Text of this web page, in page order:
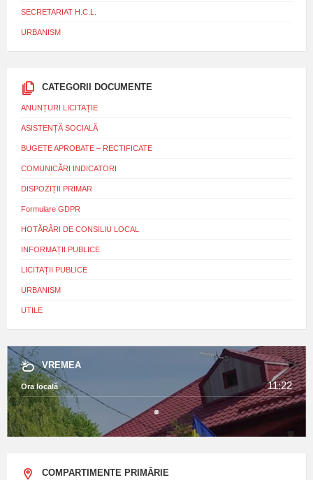
SECRETARIAT H.C.L.
URBANISM
CATEGORII DOCUMENTE
ANUNȚURI LICITAȚIE
ASISTENȚĂ SOCIALĂ
BUGETE APROBATE – RECTIFICATE
COMUNICĂRI INDICATORI
DISPOZIȚII PRIMAR
Formulare GDPR
HOTĂRÂRI DE CONSILIU LOCAL
INFORMAȚII PUBLICE
LICITAȚII PUBLICE
URBANISM
UTILE
VREMEA
Ora locală 11:22
COMPARTIMENTE PRIMĂRIE